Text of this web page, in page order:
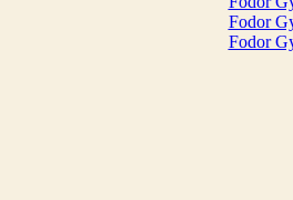
Fodor
Fodor